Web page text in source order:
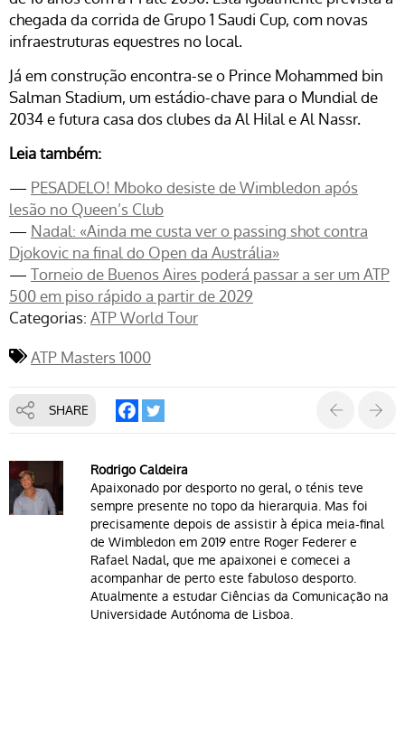
chegada da corrida de Grupo 1 Saudi Cup, com novas
infraestruturas equestres no local.
Já em construção encontra-se o Prince Mohammed bin
Salman Stadium, um estádio-chave para o Mundial de
2034 e futura casa dos clubes da Al HilaleAl Nassr.
Leia também:
— PESADELO! Mboko desiste de Wimbledon após
lesão no Queen’s Club
— Nadal: «Ainda me custa ver o passing shot contra
Djokovic na final do Open da Austrália»
— Torneio de Buenos Aires poderá passar a ser um ATP
500 em piso rápido a partir de 2029
Categorias: ATP World Tour
ATP Masters 1000
SHARE
Rodrigo Caldeira
Apaixonado por desporto no geral, o ténis teve
sempre presente no topo da hierarquia. Mas foi
precisamente depois de assistir à épica meia-final
de Wimbledon em 2019 entre Roger Federer e
Rafael Nadal, que me apaixonei e comecei a
acompanhar de perto este fabuloso desporto.
Atualmente a estudar Ciências da Comunicação na
Universidade Autónoma de Lisboa.